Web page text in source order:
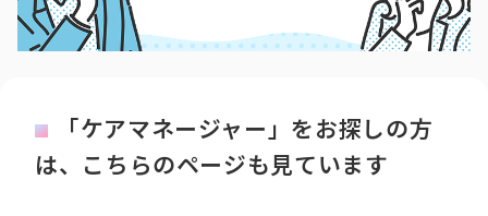
「ケアマネージャー」をお探しの方
は、こちらのページも見ています